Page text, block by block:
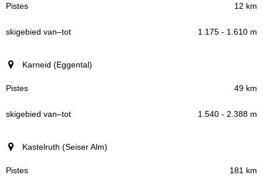
12 km
1.175 - 1.610 m
Karneid (Eggental)
49 km
1.540 - 2.388 m
Kastelruth (Seiser Alm)
181 km